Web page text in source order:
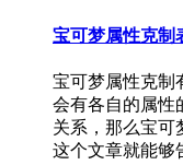
宝可梦属性克制
宝可梦属性克制
会有各自的属性
关系，那么宝可
这个文章就能